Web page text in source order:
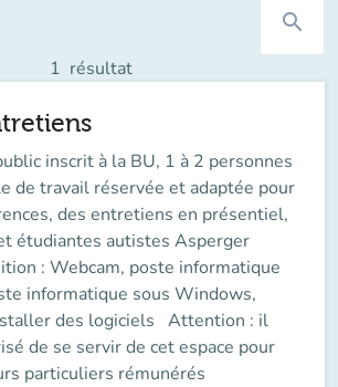
search
1 résultat
inscrit à la BU, 1 à 2 personnes
de travail réservée et adaptée pour
des entretiens en présentiel,
étudiantes autistes Asperger
: Webcam, poste informatique
informatique sous Windows,
des logiciels Attention : il
de se servir de cet espace pour
particuliers rémunérés